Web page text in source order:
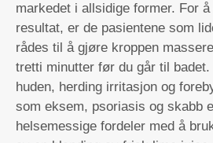
markedet i allsidige former. For
resultat, er de pasientene som
rådes til å gjøre kroppen
tretti minutter før du går til
huden, herding irritasjon og
som eksem, psoriasis og skabb
helsemessige fordeler med å